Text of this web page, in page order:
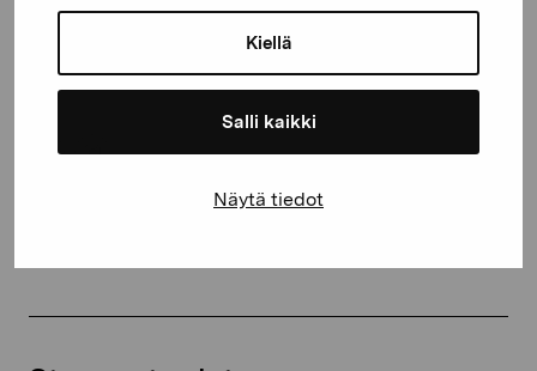
Kiellä
Salli kaikki
Näytä tiedot
10600 Ekenäs
+358 (0)50 371 6339